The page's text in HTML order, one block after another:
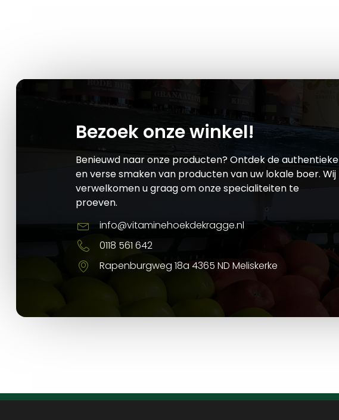
Bezoek onze winkel!
Benieuwd naar onze producten? Ontdek de authentieke
en verse smaken van producten van uw lokale boer. Wij
verwelkomen u graag om onze specialiteiten te
proeven.
info@vitaminehoekdekragge.nl
0118 561 642
Rapenburgweg 18a 4365 ND Meliskerke